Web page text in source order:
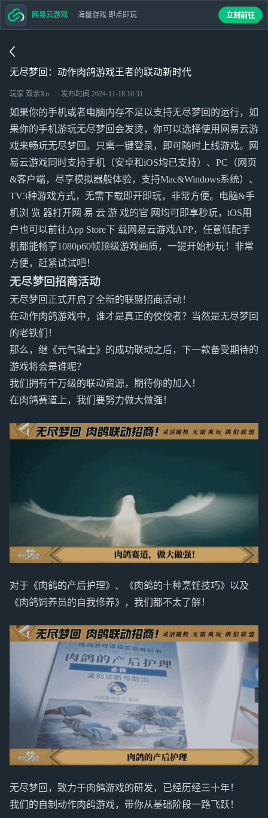
无尽梦回：动作肉鸽游戏王者的联动新时代
玩家 双余Xn 发布时间 2024-11-18 10:31
如果你的手机或者电脑内存不足以支持无尽梦回的运行，如
果你的手机游玩无尽梦回会发烫，你可以选择使用网易云游
戏来畅玩无尽梦回。只需一键登录，即可随时上线游戏。网
易云游戏同时支持手机（安卓和iOS均已支持）、PC（网页
&客户端，尽享模拟器般体验，支持Mac&Windows系统）、
TV3种游戏方式，无需下载即开即玩，非常方便。电脑&手
机浏 览 器打开网 易 云 游 戏的官 网均可即享秒玩，iOS用
户也可以前往App Store下 载网易云游戏APP，任意低配手
机都能畅享1080p60帧顶级游戏画质，一键开始秒玩！非常
方便，赶紧试试吧！
无尽梦回招商活动
无尽梦回正式开启了全新的联盟招商活动！
在动作肉鸽游戏中，谁才是真正的佼佼者？当然是无尽梦回
的老铁们！
那么，继《元气骑士》的成功联动之后，下一款备受期待的
游戏将会是谁呢？
我们拥有千万级的联动资源，期待你的加入！
在肉鸽赛道上，我们要努力做大做强！
对于《肉鸽的产后护理》、《肉鸽的十种烹饪技巧》以及
《肉鸽饲养员的自我修养》，我们都不太了解！
无尽梦回，致力于肉鸽游戏的研发，已经历经三十年！
我们的自制动作肉鸽游戏，带你从基础阶段一路飞跃！
网易云游戏 海量游戏 即点即玩 立刻前往